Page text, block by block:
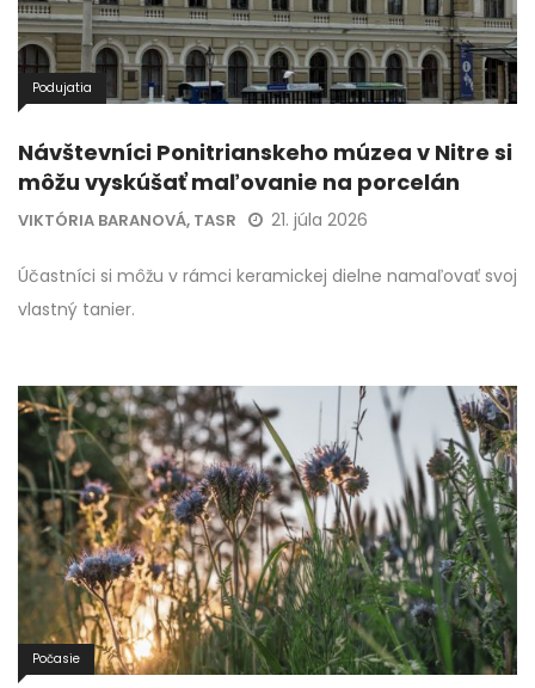
Podujatia
Návštevníci Ponitrianskeho múzea v Nitre si
môžu vyskúšať maľovanie na porcelán
VIKTÓRIA BARANOVÁ, TASR 21. júla 2026
Účastníci si môžu v rámci keramickej dielne namaľovať svoj
vlastný tanier.
Počasie